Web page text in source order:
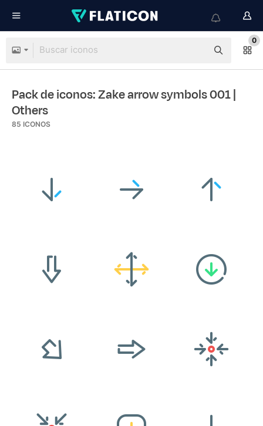
0
Pack de iconos: Zake arrow symbols 001|
Others
85 ICONOS